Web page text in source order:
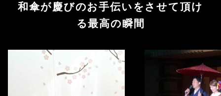
和傘が慶びのお手伝いをさせて頂け
る最高の瞬間